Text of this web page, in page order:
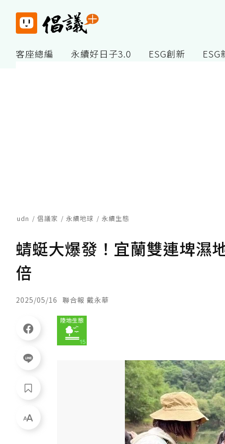
客座總編 永續好日子3.0 ESG創新 ESG
udn 倡議家 永續地球 永續生態
蜻蜓大爆發！宜蘭雙連埤濕
倍
2025/05/16 聯合報 戴永華